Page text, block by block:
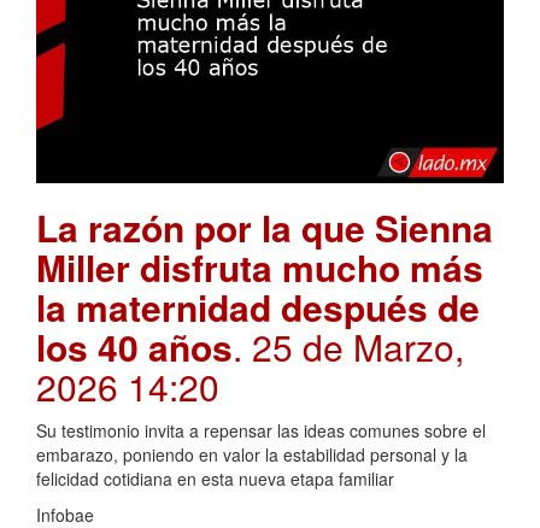
La razón por la que Sienna
Miller disfruta mucho más
la maternidad después de
los 40 años. 25 de Marzo,
2026 14:20
Su testimonio invita a repensar las ideas comunes sobre el
embarazo, poniendo en valor la estabilidad personal y la
felicidad cotidiana en esta nueva etapa familiar
Infobae